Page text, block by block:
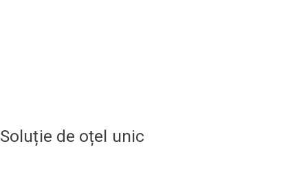
Soluție de oțel unic